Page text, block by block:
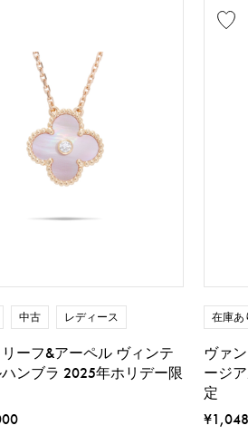
中古 レディース
ーフ&アーペル ヴィンテ
ンブラ 2025年ホリデー限
在庫あ
ヴァ
ージ
定